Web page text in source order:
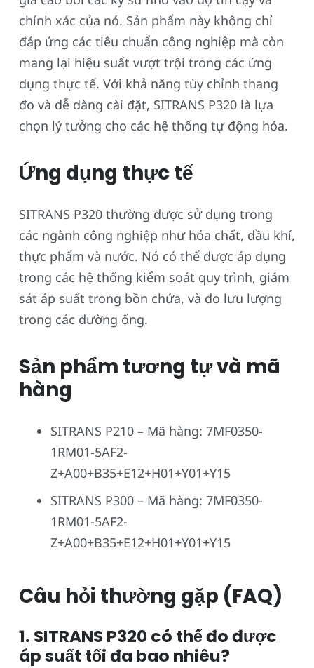
chính xác của nó. Sản phẩm này không chỉ
đáp ứng các tiêu chuẩn công nghiệp mà còn
mang lại hiệu suất vượt trội trong các ứng
dụng thực tế. Với khả năng tùy chỉnh thang
đo và dễ dàng cài đặt, SITRANS P320 là lựa
chọn lý tưởng cho các hệ thống tự động hóa.
Ứng dụng thực tế
SITRANS P320 thường được sử dụng trong
các ngành công nghiệp như hóa chất, dầu khí,
thực phẩm và nước. Nó có thể được áp dụng
trong các hệ thống kiểm soát quy trình, giám
sát áp suất trong bồn chứa, và đo lưu lượng
trong các đường ống.
Sản phẩm tương tự và mã
hàng
SITRANS P210 – Mã hàng: 7MF0350-
1RM01-5AF2-
Z+A00+B35+E12+H01+Y01+Y15
SITRANS P300 – Mã hàng: 7MF0350-
1RM01-5AF2-
Z+A00+B35+E12+H01+Y01+Y15
Câu hỏi thường gặp (FAQ)
1. SITRANS P320 có thể đo được
áp suất tối đa bao nhiêu?